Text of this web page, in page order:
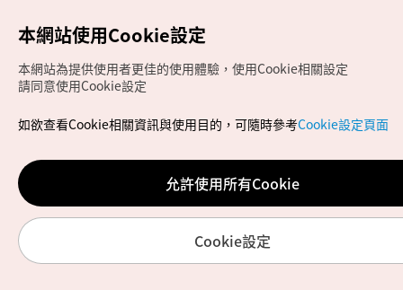
Copyrights (c) 韓國觀光公社版權所有
如有相關疑問或建議，歡迎來信至官方信箱
chinese_big5@knto.or.kr
本網站使用Cookie設定
本網站為提供使用者更佳的使用體驗，使用Cookie相關設定
請同意使用Cookie設定
如欲查看Cookie相關資訊與使用目的，可隨時參考Cookie設定頁面
允許使用所有Cookie
Cookie設定